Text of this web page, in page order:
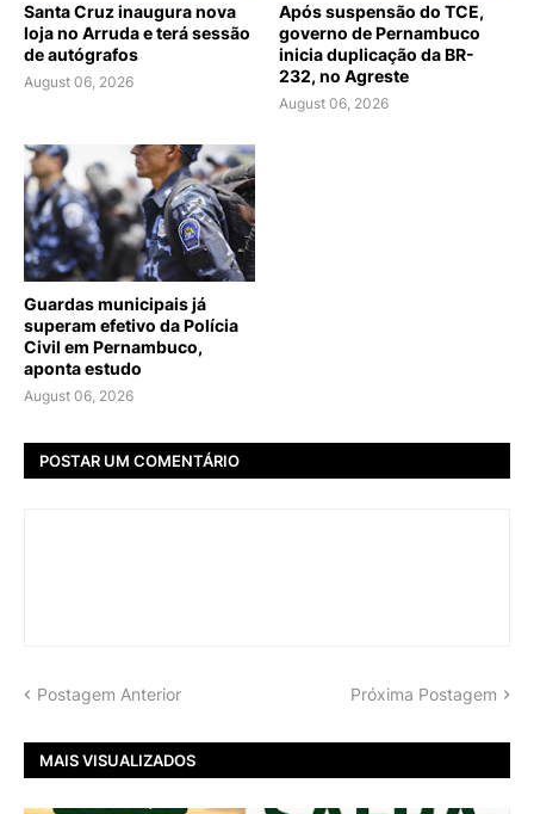
Santa Cruz inaugura nova
loja no Arruda e terá sessão
de autógrafos
August 06, 2026
Após suspensão do TCE,
governo de Pernambuco
inicia duplicação da BR-
232, no Agreste
August 06, 2026
Guardas municipais já
superam efetivo da Polícia
Civil em Pernambuco,
aponta estudo
August 06, 2026
POSTAR UM COMENTÁRIO
Postagem Anterior Próxima Postagem
MAIS VISUALIZADOS